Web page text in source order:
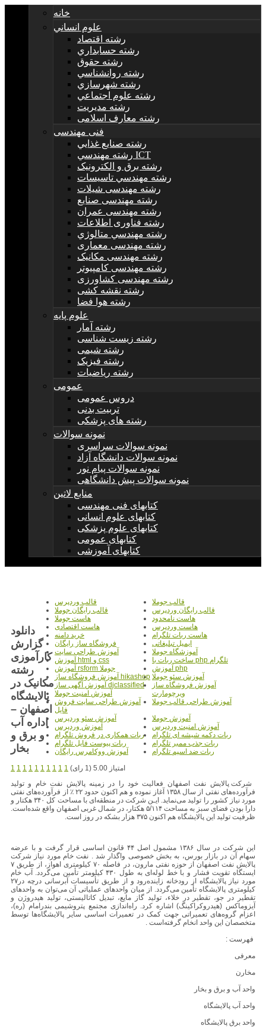
خانه
علوم انساني
رشته اقتصاد
رشته حسابداري
رشته حقوق
رشته روانشناسي
رشته شهرسازي
رشته علوم اجتماعي
رشته مديريت
رشته معارف اسلامی
فنی مهندسی
رشته صنايع غذايي
رشته مهندسي ICT
رشته برق و الکترونيک
رشته مهندسي تاسيسات
رشته مهندسی شیلات
رشته مهندسی صنایع
رشته مهندسی عمران
رشته فناوری اطلاعات
رشته مهندسي متالوژي
رشته مهندسی معماری
رشته مهندسی مکانیک
رشته مهندسی کامپیوتر
رشته مهندسی کشاورزی
رشته نقشه کشی
رشته هوا فضا
علوم پایه
رشته آمار
رشته زیست شناسی
رشته شیمی
رشته فیزیک
رشته ریاضیات
عمومی
دروس عمومی
تربیت بدنی
رشته های پزشکی
نمونه سوالات
نمونه سوالات سراسری
نمونه سوالات دانشگاه آزاد
نمونه سوالات پیام نور
نمونه سوالات پیش دانشگاهی
منابع لاتین
کتابهای فنی مهندسی
کتابهای علوم انسانی
کتابهای علوم پزشکی
کتابهای عمومی
کتابهای آموزشی
قالب جوملا
قالب وردپرس
قالب رایگان وردپرس
قالب رایگان جوملا
هاست نامحدود
هاست جوملا
هاست وردپرس
هاست اقتصادی
هاست ربات تلگرام
خرید دامنه
ایمیل تبلیغاتی
فروشگاه ساز رایگان
آموزشگاه جوملا
آموزش طراحی سایت
ساخت ربات با php تلگرام
آموزش html و css
آموزش php
آموزش rsform جوملا
آموزش سئو جوملا آموزش فروشگاه ساز hikashop
آموزش فروشگاه ساز
ویرچومارت
آموزش آگهی ساز djclassified
آموزش امنیت جوملا
آموزش طراحی قالب جوملا
آموزش طراحی سایت فروش
فایل
آموزش جوملا
آموزش سئو وردپرس
آموزش امنیت وردپرس
آموزش وردپرس
ربات دکمه شیشه ای تلگرام
ربات همکاری در فروش تلگرام
ربات جذب ممبر تلگرام
ربات پیوست فایل تلگرام
ربات ضد اسپم تلگرام
آموزش ووکامرس رایگان
دانلود
گزارش
کارآموزی
رشته
مکانیک در
پالایشگاه
اصفهان –
اداره آب
و برق و
بخار
1 1 1 1 1 1 1 1 1 1
امتیاز 5.00 (1 رای)
شرکت پالایش نفت اصفهان فعالیت خود را در زمینه پالایش نفت خام و تولید
فرآورده‌های نفتی از سال ۱۳۵۸ آغاز نموده و هم اکنون حدود ۲۲ ٪ از فرآورده‌های نفتی
مورد نیاز کشور را تولید می‌نماید. ایـن شرکت در منطقه‌ای با مساحت کل ۳۴۰ هکتار و
دارا بودن فضای سبز به مساحت ۵/۱۱۴ هکتار، در شمال غربی اصفهان واقع شده‌است.
ظرفیت تولید این پالایشگاه هم اکنون ۳۷۵ هزار بشکه در روز است.
این شرکت در سال ۱۳۸۶ مشمول اصل ۴۴ قانون اساسی قرار گرفت و با عرضه
سهام آن در بازار بورس، به بخش خصوصی واگذار شد . نفت خام مورد نیاز شرکت
پالایش نفت اصفهان از حوزه نفتی مارون، در فاصله ۷۰ کیلومتری اهواز، از طریق ۷
ایستگاه تقویت فشار و با خط لوله‌ای به طول ۴۳۰ کیلومتر تأمین می‌گردد. آب خام
مورد نیاز پالایشگاه از رودخانه زاینده‌رود و از طریق تأسیسات آبرسانی درچه در۲۷
کیلومتری پالایشگاه تأمین می‌گردد. از میان واحدهای عملیاتی آن می‌توان به واحدهای
تقطیر در جو، تقطیر در خلاء، تولید گاز مایع، تبدیل کاتالیستی، تولید هیدروژن و
آیزوماکس (هیدروکراکینگ) اشاره کرد. راه‌اندازی مجتمع پتروشیمی بندرامام (ره)،
اعزام گروه‌های تعمیراتی جهت کمک در تعمیرات اساسی سایر پالایشگاه‌ها توسط
متخصصان این واحد انخام گرفته‌است .
فهرست :
معرفی
مخارن
واحد آب و برق و بخار
واحد آب پالایشگاه
واحد برق پالایشگاه